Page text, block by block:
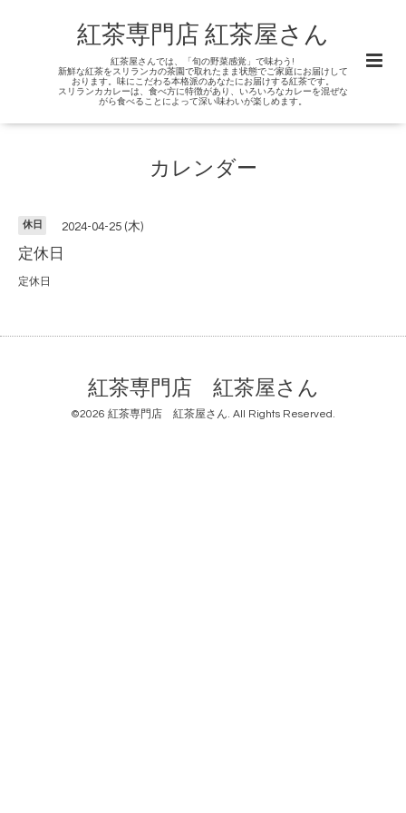
紅茶専門店 紅茶屋さん
紅茶屋さんでは、「旬の野菜感覚」で味わう!
新鮮な紅茶をスリランカの茶園で取れたまま状態でご家庭にお届けして
おります。味にこだわる本格派のあなたにお届けする紅茶です。
スリランカカレーは、食べ方に特徴があり、いろいろなカレーを混ぜな
がら食べることによって深い味わいが楽しめます。
カレンダー
休日 2024-04-25 (木)
定休日
定休日
紅茶専門店 紅茶屋さん
©2026 紅茶専門店 紅茶屋さん. All Rights Reserved.